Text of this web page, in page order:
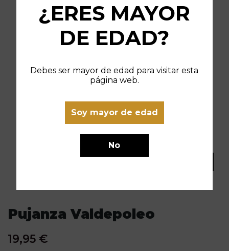
¿ERES MAYOR
DE EDAD?
Debes ser mayor de edad para visitar esta
página web.
Soy mayor de edad
No
Pujanza Valdepoleo
19,95 €